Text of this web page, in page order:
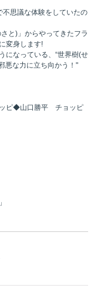
思議な体験をしていたの
と)」からやってきたフラ
変身します!
になっている、“世界樹(せ
悪な力に立ち向かう！"
ピ◆山口勝平 チョッピ